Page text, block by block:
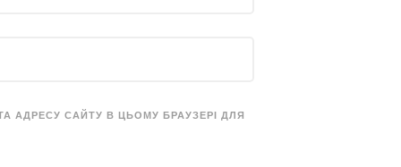
АДРЕСУ САЙТУ В ЦЬОМУ БРАУЗЕРІ ДЛЯ